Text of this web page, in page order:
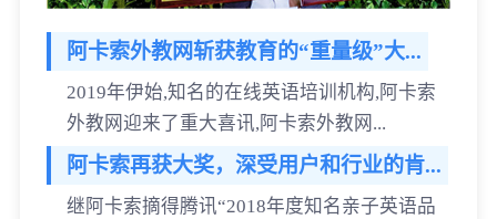
阿卡索外教网斩获教育的“重量级”大...
2019年伊始,知名的在线英语培训机构,阿卡索
外教网迎来了重大喜讯,阿卡索外教网...
阿卡索再获大奖，深受用户和行业的肯...
继阿卡索摘得腾讯“2018年度知名亲子英语品